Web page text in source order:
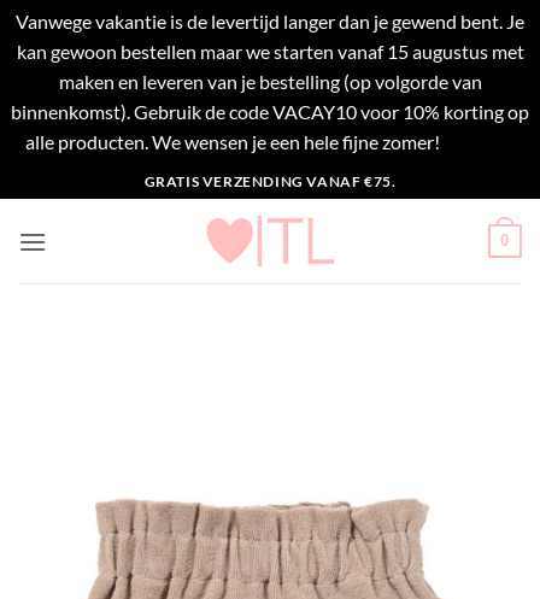
Vanwege vakantie is de levertijd langer dan je gewend bent. Je
kan gewoon bestellen maar we starten vanaf 15 augustus met
maken en leveren van je bestelling (op volgorde van
binnenkomst). Gebruik de code VACAY10 voor 10% korting op
alle producten. We wensen je een hele fijne zomer!
naar
inhoud
GRATIS VERZENDING VANAF €75.
0